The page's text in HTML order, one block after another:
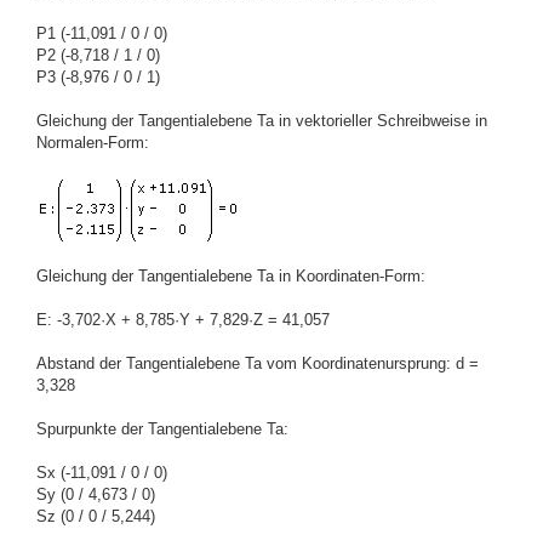
P1 (-11,091 / 0 / 0)
P2 (-8,718 / 1 / 0)
P3 (-8,976 / 0 / 1)
Gleichung der Tangentialebene Ta in vektorieller Schreibweise in
Normalen-Form:
Gleichung der Tangentialebene Ta in Koordinaten-Form:
E: -3,702·X + 8,785·Y + 7,829·Z = 41,057
Abstand der Tangentialebene Ta vom Koordinatenursprung: d =
3,328
Spurpunkte der Tangentialebene Ta:
Sx (-11,091 / 0 / 0)
Sy (0 / 4,673 / 0)
Sz (0 / 0 / 5,244)